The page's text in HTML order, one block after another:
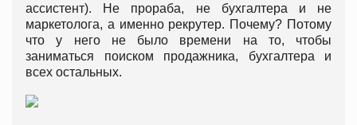
ассистент). Не прораба, не бухгалтера и не
маркетолога, а именно рекрутер. Почему? Потому
что у него не было времени на то, чтобы
заниматься поиском продажника, бухгалтера и
всех остальных.